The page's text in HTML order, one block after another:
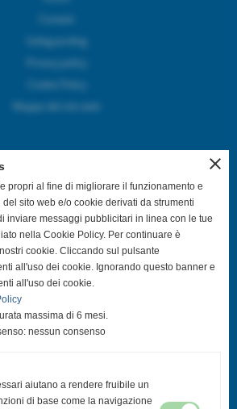
Contatti
Safeguarding
Mappa del sito web
SUI CANALI SOCIAL
Pallavolo Castelfranco
close
propri al fine di migliorare il funzionamento e
sito web e/o cookie derivati da strumenti
inviare messaggi pubblicitari in linea con le tue
nella Cookie Policy. Per continuare è
cookie. Cliccando sul pulsante
all'uso dei cookie. Ignorando questo banner e
all'uso dei cookie.
massima di 6 mesi.
nessun consenso
aiutano a rendere fruibile un
di base come la navigazione